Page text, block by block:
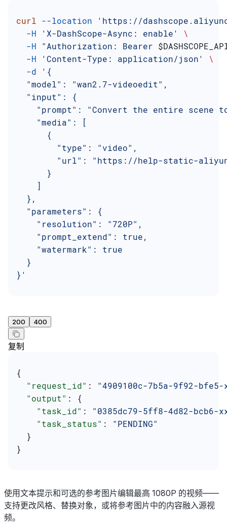
curl --location 'https://
  -H
'X-DashScope-Async: enable'
\
  -H
"Authorization: Bearer
  -H
'Content-Type: application/json'
\
  -d
'{
  "model": "wan2.7-videoedit",
  "input": {
"prompt": "Convert the entire scene
    "media": [
      {
        "type": "video",
"url": "https://help-static-
      }
    ]
  },
  "parameters": {
    "resolution": "720P",
    "prompt_extend": true,
    "watermark": true
  }
}'
200 400
复制
{
  "request_id"
: "4909100c-7b5a-9f92-
  "output"
: {
    "task_id"
: "0385dc79-5ff8-4d82-bcb6-
    "task_status"
: "PENDING"
  }
}
使用文本提示和可选的参考图片编辑最高 1080P 的视频——
支持更改风格、替换对象，或将参考图片中的内容融入源视
频。